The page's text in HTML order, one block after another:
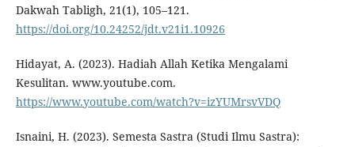
Dakwah Tabligh, 21(1), 105–121.
https://doi.org/10.24252/jdt.v21i1.10926
Hidayat, A. (2023). Hadiah Allah Ketika Mengalami
Kesulitan. www.youtube.com.
https://www.youtube.com/watch?v=izYUMrsvVDQ
Isnaini, H. (2023). Semesta Sastra (Studi Ilmu Sastra):